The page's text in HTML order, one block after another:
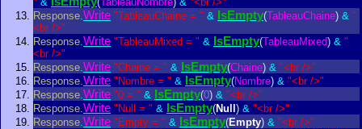
Response.Write "TableauChaine = " & IsEmpty(TableauChaine) & "
<br />"
Response.Write "TableauMixed = " & IsEmpty(TableauMixed) & "
<br />"
Response.Write "Chaine = " & IsEmpty(Chaine) & "<br />"
Response.Write "Nombre = " & IsEmpty(Nombre) & "<br />"
Response.Write "0 = " & IsEmpty(0) & "<br />"
Response.Write "Null = " & IsEmpty(Null ) & "<br />"
Response.Write "Empty = " & IsEmpty(Empty) & "<br />"